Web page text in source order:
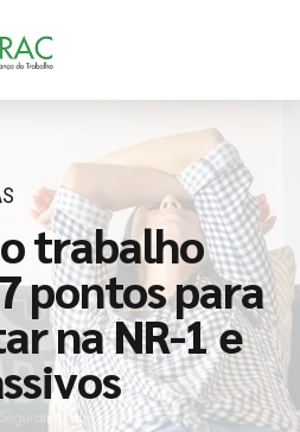
trabalho
pontos para
na NR-1 e